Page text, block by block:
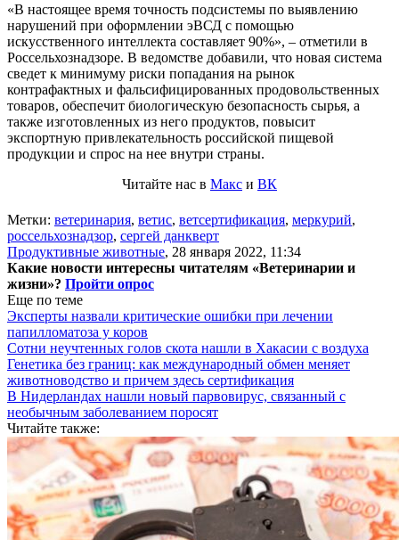
«В настоящее время точность подсистемы по выявлению
нарушений при оформлении эВСД с помощью
искусственного интеллекта составляет 90%», – отметили в
Россельхознадзоре. В ведомстве добавили, что новая система
сведет к минимуму риски попадания на рынок
контрафактных и фальсифицированных продовольственных
товаров, обеспечит биологическую безопасность сырья, а
также изготовленных из него продуктов, повысит
экспортную привлекательность российской пищевой
продукции и спрос на нее внутри страны.
Читайте нас в Макс и ВК
Метки: ветеринария, ветис, ветсертификация, меркурий,
россельхознадзор, сергей данкверт
Продуктивные животные, 28 января 2022, 11:34
Какие новости интересны читателям «Ветеринарии и
жизни»? Пройти опрос
Еще по теме
Эксперты назвали критические ошибки при лечении
папилломатоза у коров
Сотни неучтенных голов скота нашли в Хакасии с воздуха
Генетика без границ: как международный обмен меняет
животноводство и причем здесь сертификация
В Нидерландах нашли новый парвовирус, связанный с
необычным заболеванием поросят
Читайте также: